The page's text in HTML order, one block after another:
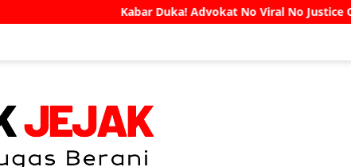
Duka! Advokat No Viral No Justice Cak Soleh Meninggal Dunia